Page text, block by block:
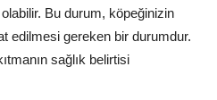
Bu durum, köpeğinizin
edilmesi gereken bir durumdur.
sağlık belirtisi